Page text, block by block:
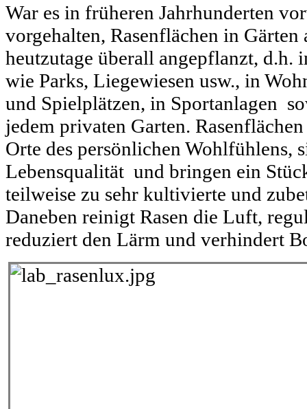
War es in früheren Jahrhunderten
vorgehalten, Rasenflächen in Gärten
heutzutage überall angepflanzt,
wie Parks, Liegewiesen usw., in
und Spielplätzen, in Sportanlagen
jedem privaten Garten.
Orte des persönlichen Wohlfühlens,
Lebensqualität und bringen ein
teilweise zu sehr kultivierte und
Daneben reinigt Rasen die Luft,
reduziert den Lärm und verhindert